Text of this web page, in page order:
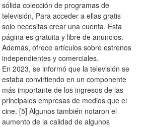
sólida colección de programas de
televisión, Para acceder a ellas gratis
solo necesitas crear una cuenta. Esta
página es gratuita y libre de anuncios.
Además, ofrece artículos sobre estrenos
independientes y comerciales.
En 2023, se informó que la televisión se
estaba convirtiendo en un componente
más importante de los ingresos de las
principales empresas de medios que el
cine. [5] Algunos también notaron el
aumento de la calidad de algunos